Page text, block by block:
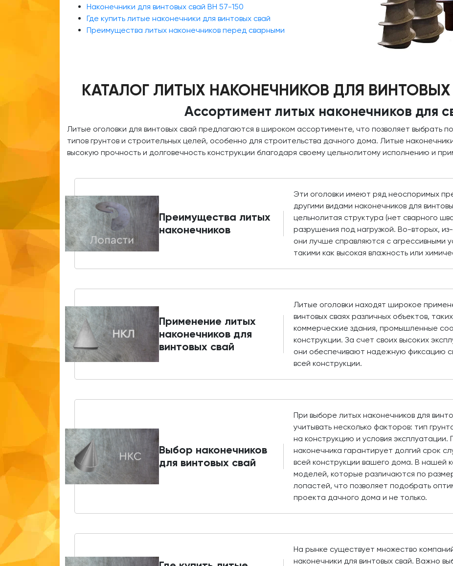
Наконечники для винтовых свай ВН 57-150
Где купить литые наконечники для винтовых свай
Преимущества литых наконечников перед сварными
КАТАЛОГ ЛИТЫХ НАКОНЕЧНИКОВ ДЛЯ
Ассортимент литых наконечников для
Литые оголовки для винтовых свай предлагаются в широком ассортименте, что позволяет выбрать
типов грунтов и строительных целей, особенно для строительства дачного дома. Литые
высокую прочность и долговечность конструкции благодаря своему цельнолитому исполнению и
Преимущества литых
наконечников
Эти оголовки имеют ряд неоспоримых
другими видами наконечников для
цельнолитая структура (нет сварного
разрушения под нагрузкой. Во-вторых,
они лучше справляются с агрессивными
такими как высокая влажность или
Применение литых
наконечников для
винтовых свай
Литые оголовки находят широкое
винтовых сваях различных объектов,
коммерческие здания, промышленные
конструкции. За счет своих высоких
они обеспечивают надежную фиксацию
всей конструкции.
Выбор наконечников
для винтовых свай
При выборе литых наконечников для
учитывать несколько факторов: тип
на конструкцию и условия эксплуатации.
наконечника гарантирует долгий срок
всей конструкции вашего дома. В нашей
моделей, которые различаются по
лопастей, что позволяет подобрать
проекта дачного дома и не только.
На рынке существует множество
наконечники для винтовых свай. Важно